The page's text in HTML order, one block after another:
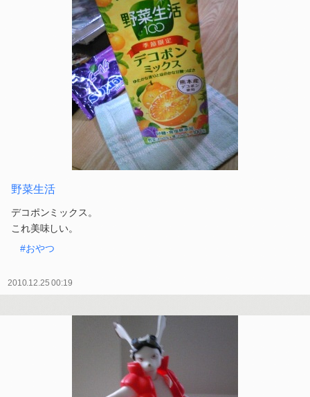
野菜生活
デコポンミックス。
これ美味しい。
#おやつ
2010.12.25 00:19